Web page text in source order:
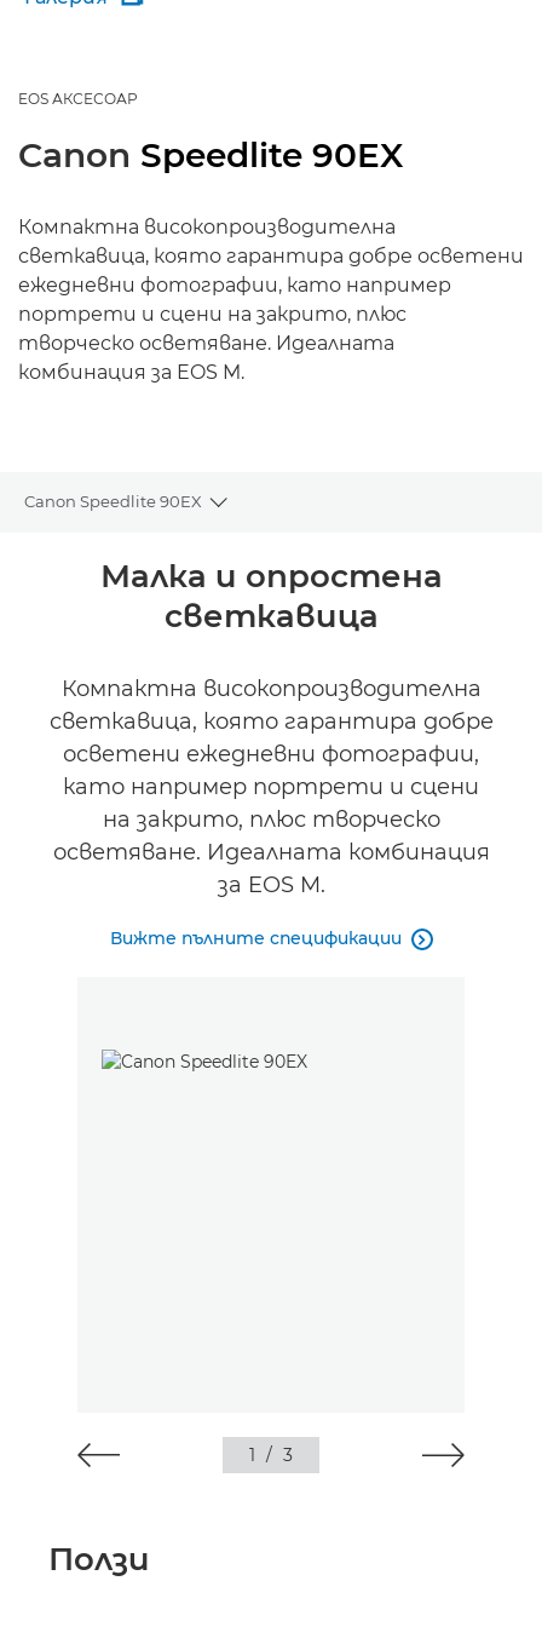
EOS АКСЕСОАР
Canon Speedlite 90EX
Компактна високопроизводителна
светкавица, която гарантира добре осветени
ежедневни фотографии, като например
портрети и сцени на закрито, плюс
творческо осветяване. Идеалната
комбинация за EOS M.
Canon Speedlite 90EX
Toggle breadcrumbs
Малка и опростена
светкавица
Компактна високопроизводителна
светкавица, която гарантира добре
осветени ежедневни фотографии,
като например портрети и сцени
на закрито, плюс творческо
осветяване. Идеалната комбинация
за EOS M.
Вижте пълните спецификации 
1 / 3
Ползи